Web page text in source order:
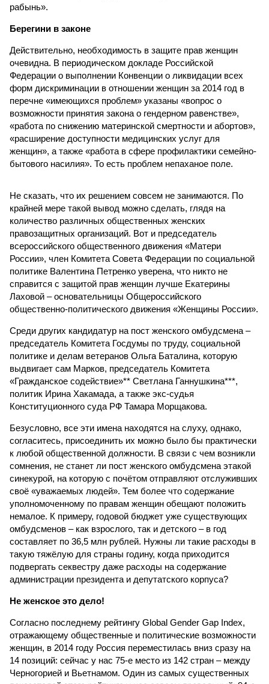
рабынь».
Берегини в законе
Действительно, необходимость в защите прав женщин
очевидна. В периодическом докладе Российской
Федерации о выполнении Конвенции о ликвидации всех
форм дискриминации в отношении женщин за 2014 год в
перечне «имеющихся проблем» указаны «вопрос о
возможности принятия закона о гендерном равенстве»,
«работа по снижению материнской смертности и абортов»,
«расширение доступности медицинских услуг для
женщин», а также «работа в сфере профилактики семейно-
бытового насилия». То есть проблем непаханое поле.
Не сказать, что их решением совсем не занимаются. По
крайней мере такой вывод можно сделать, глядя на
количество различных общественных женских
правозащитных организаций. Вот и председатель
всероссийского общественного движения «Матери
России», член Комитета Совета Федерации по социальной
политике Валентина Петренко уверена, что никто не
справится с защитой прав женщин лучше Екатерины
Лаховой – основательницы Общероссийского
общественно-политического движения «Женщины России».
Среди других кандидатур на пост женского омбудсмена –
председатель Комитета Госдумы по труду, социальной
политике и делам ветеранов Ольга Баталина, которую
выдвигает сам Марков, председатель Комитета
«Гражданское содействие»** Светлана Ганнушкина***,
политик Ирина Хакамада, а также экс-судья
Конституционного суда РФ Тамара Морщакова.
Безусловно, все эти имена находятся на слуху, однако,
согласитесь, присоединить их можно было бы практически
к любой общественной должности. В связи с чем возникли
сомнения, не станет ли пост женского омбудсмена этакой
синекурой, на которую с почётом отправляют отслуживших
своё «уважаемых людей». Тем более что содержание
уполномоченному по правам женщин обещают положить
немалое. К примеру, годовой бюджет уже существующих
омбудсменов – как взрослого, так и детского – в год
составляет по 36,5 млн рублей. Нужны ли такие расходы в
такую тяжёлую для страны годину, когда приходится
подвергать секвестру даже расходы на содержание
администрации президента и депутатского корпуса?
Не женское это дело!
Согласно последнему рейтингу Global Gender Gap Index,
отражающему общественные и политические возможности
женщин, в 2014 году Россия переместилась вниз сразу на
14 позиций: сейчас у нас 75-е место из 142 стран – между
Черногорией и Вьетнамом. Один из самых существенных